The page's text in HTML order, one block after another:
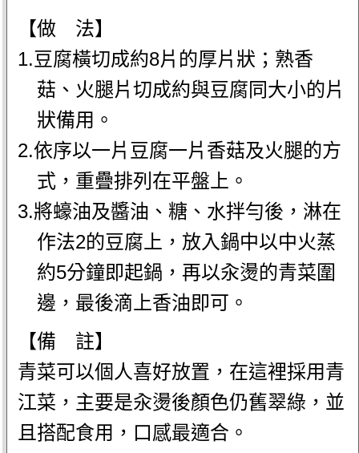
【做 法】
1.豆腐橫切成約8片的厚片狀；熟香
菇、火腿片切成約與豆腐同大小的片
狀備用。
2.依序以一片豆腐一片香菇及火腿的方
式，重疊排列在平盤上。
3.將蠔油及醬油、糖、水拌勻後，淋在
作法2的豆腐上，放入鍋中以中火蒸
約5分鐘即起鍋，再以汆燙的青菜圍
邊，最後滴上香油即可。
【備 註】
青菜可以個人喜好放置，在這裡採用青
江菜，主要是汆燙後顏色仍舊翠綠，並
且搭配食用，口感最適合。